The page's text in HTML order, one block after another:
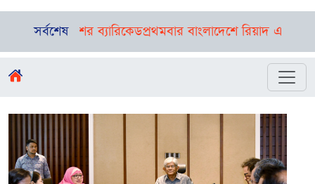
সর্বশেষ
পুলিশের ব্যারিকেডপ্রথমবার বাংলাদেশে রিয়াদ এয়ারের